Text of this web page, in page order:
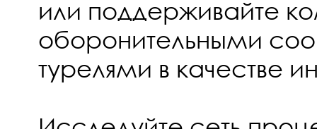
или поддерживайте
оборонительными
турелями в качестве